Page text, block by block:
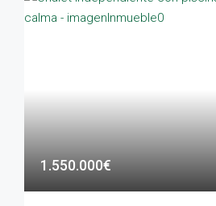
1.550.000€